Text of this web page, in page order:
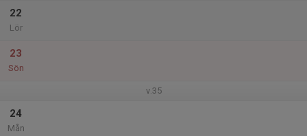
22
Lör
23
Sön
v.35
24
Mån